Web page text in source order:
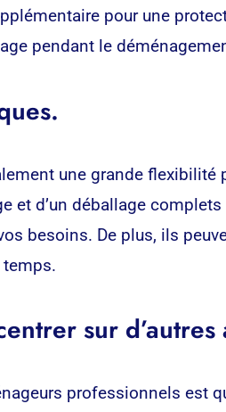
pour une
pendant le
une grande flexibilité
et d’un déballage
besoins. De plus, ils
sur
professionnels est